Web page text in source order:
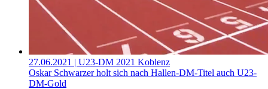
27.06.2021 | U23-DM 2021 Koblenz
Oskar Schwarzer holt sich nach Hallen-DM-Titel auch U23-
DM-Gold